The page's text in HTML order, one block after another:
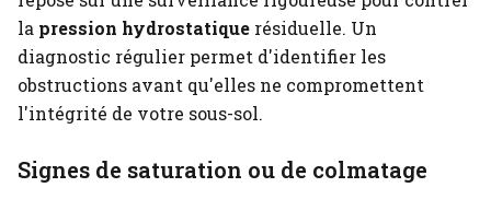
la pression hydrostatique résiduelle. Un
diagnostic régulier permet d'identifier les
obstructions avant qu'elles ne compromettent
l'intégrité de votre sous-sol.
Signes de saturation ou de colmatage